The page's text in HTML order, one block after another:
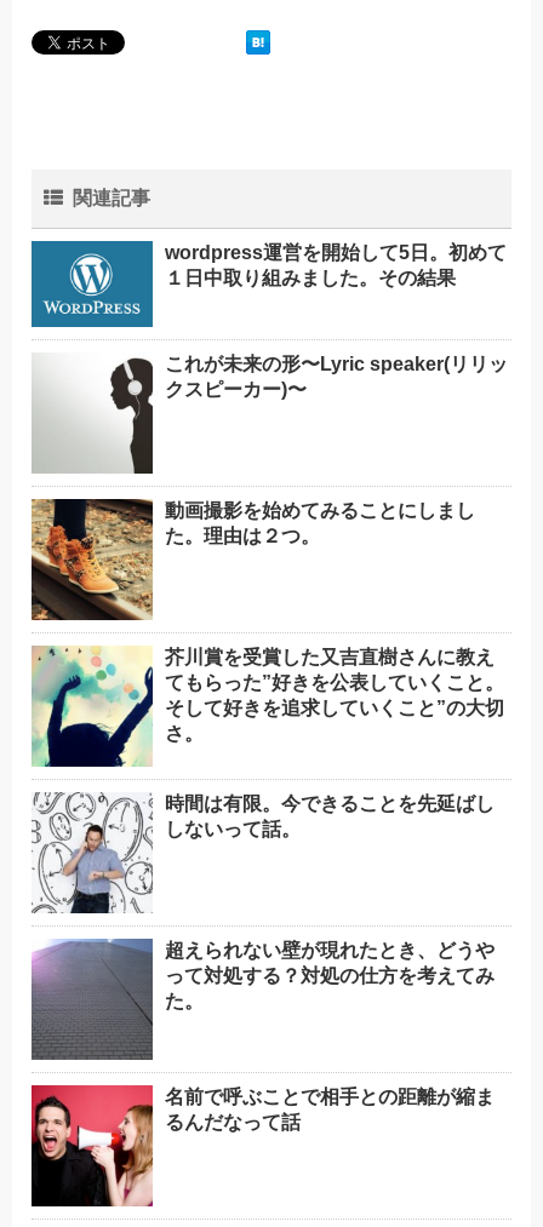
関連記事
wordpress運営を開始して5日。初めて
１日中取り組みました。その結果
これが未来の形〜Lyric speaker(リリッ
クスピーカー)〜
動画撮影を始めてみることにしまし
た。理由は２つ。
芥川賞を受賞した又吉直樹さんに教え
てもらった”好きを公表していくこと。
そして好きを追求していくこと”の大切
さ。
時間は有限。今できることを先延ばし
しないって話。
超えられない壁が現れたとき、どうや
って対処する？対処の仕方を考えてみ
た。
名前で呼ぶことで相手との距離が縮ま
るんだなって話